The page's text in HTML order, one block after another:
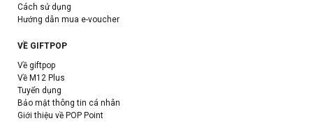
Cách sử dụng
Hướng dẫn mua e-voucher
VỀ GIFTPOP
Về giftpop
Về M12 Plus
Tuyển dụng
Bảo mật thông tin cá nhân
Giới thiệu về POP Point